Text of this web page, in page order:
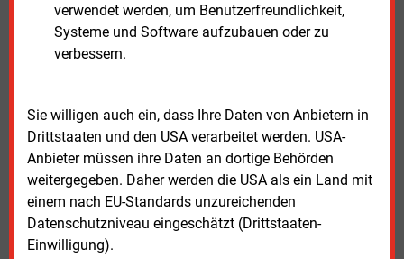
verwendet werden, um Benutzerfreundlichkeit,
Systeme und Software aufzubauen oder zu
verbessern.
Sie willigen auch ein, dass Ihre Daten von Anbietern in
Drittstaaten und den USA verarbeitet werden. USA-
Anbieter müssen ihre Daten an dortige Behörden
weitergegeben. Daher werden die USA als ein Land mit
einem nach EU-Standards unzureichenden
Datenschutzniveau eingeschätzt (Drittstaaten-
Einwilligung).
Login für Kunden
LOGIN